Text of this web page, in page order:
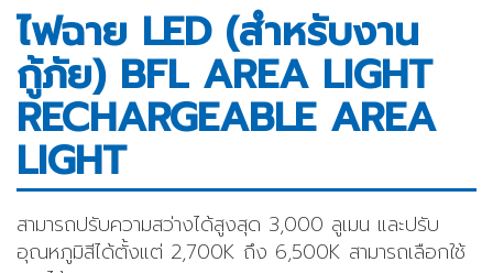
ไฟฉาย LED (สำหรับงาน
กู้ภัย) BFL AREA LIGHT
RECHARGEABLE AREA
LIGHT
สามารถปรับความสว่างได้สูงสุด 3,000 ลูเมน และปรับ
อุณหภูมิสีได้ตั้งแต่ 2,700K ถึง 6,500K สามารถเลือกใช้